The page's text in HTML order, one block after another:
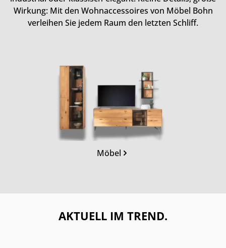
Wirkung: Mit den Wohnaccessoires von Möbel Bohn
verleihen Sie jedem Raum den letzten Schliff.
Kategoriegalerie überspringen
Möbel
AKTUELL IM TREND.